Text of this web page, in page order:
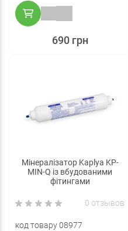
690 грн
Мінералізатор Kaplya KP-
MIN-Q із вбудованими
фітингами
0 отзывов
код товару 08977